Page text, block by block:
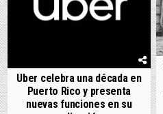
Uber celebra una década en
Puerto Rico y presenta
nuevas funciones en su